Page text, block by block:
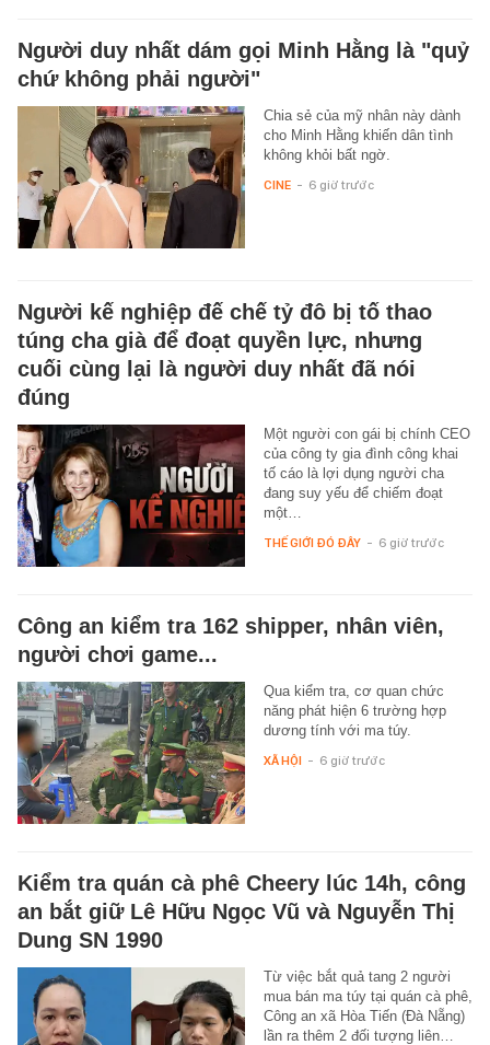
Người duy nhất dám gọi Minh Hằng là "quỷ
chứ không phải người"
Chia sẻ của mỹ nhân này dành
cho Minh Hằng khiến dân tình
không khỏi bất ngờ.
CINE - 6 giờ trước
Người kế nghiệp đế chế tỷ đô bị tố thao
túng cha già để đoạt quyền lực, nhưng
cuối cùng lại là người duy nhất đã nói
đúng
Một người con gái bị chính CEO
của công ty gia đình công khai
tố cáo là lợi dụng người cha
đang suy yếu để chiếm đoạt
một…
THẾ GIỚI ĐÓ ĐÂY - 6 giờ trước
Công an kiểm tra 162 shipper, nhân viên,
người chơi game...
Qua kiểm tra, cơ quan chức
năng phát hiện 6 trường hợp
dương tính với ma túy.
XÃ HỘI - 6 giờ trước
Kiểm tra quán cà phê Cheery lúc 14h, công
an bắt giữ Lê Hữu Ngọc Vũ và Nguyễn Thị
Dung SN 1990
Từ việc bắt quả tang 2 người
mua bán ma túy tại quán cà phê,
Công an xã Hòa Tiến (Đà Nẵng)
lần ra thêm 2 đối tượng liên…